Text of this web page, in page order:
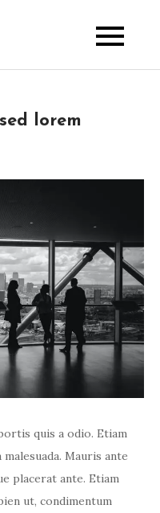
lorem
quis a odio. Etiam
Mauris ante
placerat ante. Etiam
ut, condimentum